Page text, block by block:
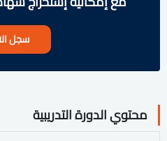
سجل
محتوي الدورة التدريبية